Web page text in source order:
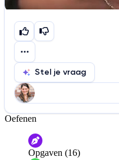
Stel je vraag
Help ons de video te
De audio is slecht
Oefenen
Opgaven (16)